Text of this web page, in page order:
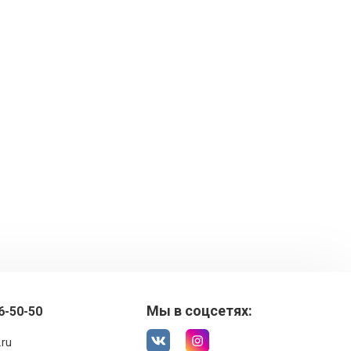
50-50 Мы в соцсетях: